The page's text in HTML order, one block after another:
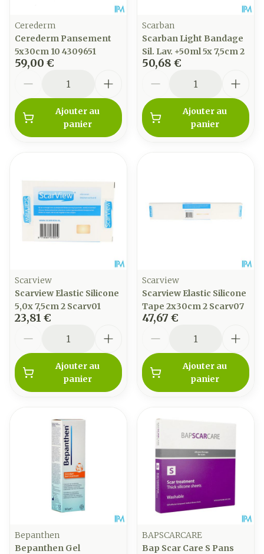
Cerederm
Cerederm Pansement
5x30cm 10 4309651
59,00 €
Ajouter au
panier
Scarban
Scarban Light Bandage
Sil. Lav. +50ml 5x 7,5cm 2
50,68 €
Ajouter au
panier
Scarview
Scarview Elastic Silicone
5,0x 7,5cm 2 Scarv01
23,81 €
Ajouter au
panier
Scarview
Scarview Elastic Silicone
Tape 2x30cm 2 Scarv07
47,67 €
Ajouter au
panier
Bepanthen
Bepanthen Gel
BAPSCARCARE
Bap Scar Care S Pans